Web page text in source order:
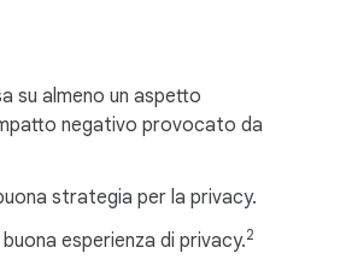
su almeno un aspetto
negativo provocato da
strategia per la privacy.
esperienza di privacy.2